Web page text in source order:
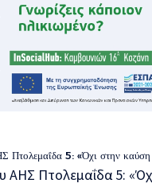
5: «Όχι στην καύση